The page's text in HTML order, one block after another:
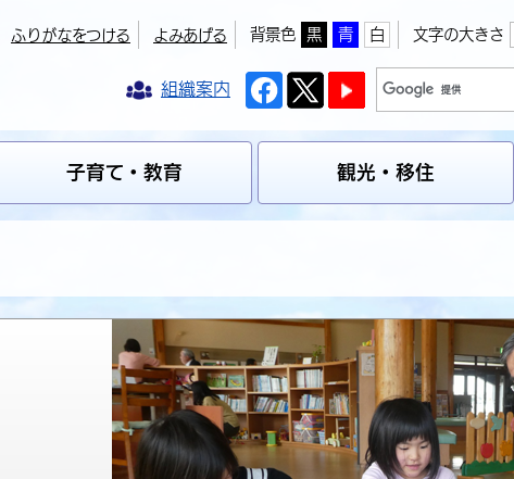
ふりがなをつける よみあげる 背景色 黒 青 白 文字の大きさ
組織案内
子育て・教育 観光・移住